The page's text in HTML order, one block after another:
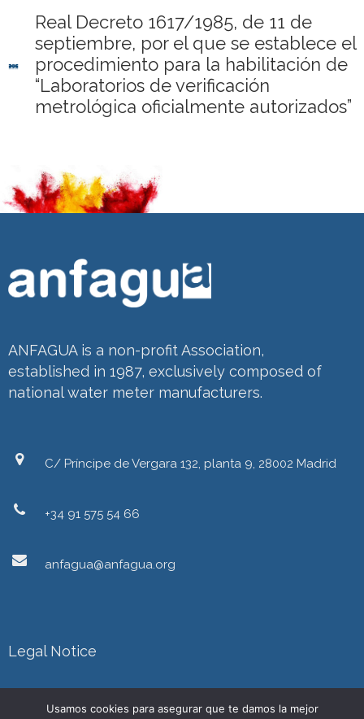
Real Decreto 1617/1985, de 11 de
septiembre, por el que se establece el
procedimiento para la habilitación de
“Laboratorios de verificación
metrológica oficialmente autorizados”
ANFAGUA is a non-profit Association,
established in 1987, exclusively composed of
national water meter manufacturers.
C/ Príncipe de Vergara 132, planta 9, 28002 Madrid
+34 91 575 54 66
anfagua@anfagua.org
Legal Notice
Usamos cookies para asegurar que te damos la mejor